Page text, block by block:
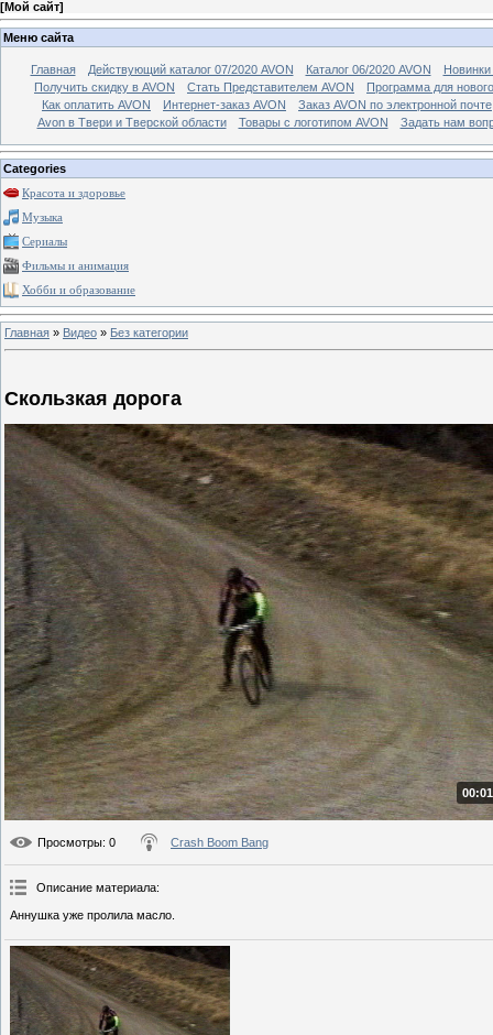
[Мой сайт]
Меню сайта
Главная Действующий каталог 07/2020 AVON Каталог 06/2020 AVON
Новинки
Получить скидку в AVON
Стать Представителем AVON
Программа для
Как оплатить AVON
Интернет-заказ AVON
Заказ AVON по электронной почте
Avon в Твери и Тверской области
Товары с логотипом AVON Задать нам
Categories
Красота и здоровье
Музыка
Сериалы
Фильмы и анимация
Хобби и образование
Главная » Видео » Без категории
Скользкая дорога
Просмотры: 0 Crash Boom Bang
Описание материала:
Аннушка уже пролила масло.